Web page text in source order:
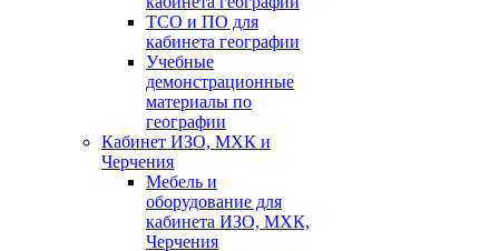
ТСО и ПО для
кабинета географии
Учебные
демонстрационные
материалы по
географии
Кабинет ИЗО, МХК и
Черчения
Мебель и
оборудование для
кабинета ИЗО, МХК,
Черчения